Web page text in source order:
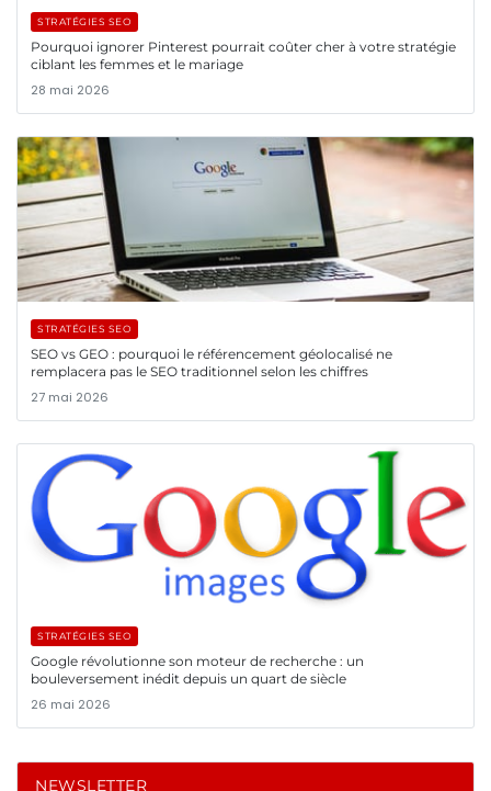
STRATÉGIES SEO
Pourquoi ignorer Pinterest pourrait coûter cher à votre stratégie
ciblant les femmes et le mariage
28 mai 2026
STRATÉGIES SEO
SEO vs GEO : pourquoi le référencement géolocalisé ne
remplacera pas le SEO traditionnel selon les chiffres
27 mai 2026
STRATÉGIES SEO
Google révolutionne son moteur de recherche : un
bouleversement inédit depuis un quart de siècle
26 mai 2026
NEWSLETTER